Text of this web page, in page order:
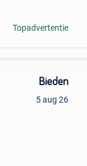
Topadvertentie
Bieden
5 aug 26